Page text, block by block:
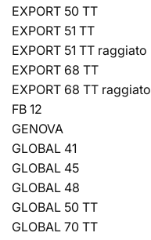
EXPORT 50 TT
EXPORT 51 TT
EXPORT 51 TT raggiato
EXPORT 68 TT
EXPORT 68 TT raggiato
FB 12
GENOVA
GLOBAL 41
GLOBAL 45
GLOBAL 48
GLOBAL 50 TT
GLOBAL 70 TT